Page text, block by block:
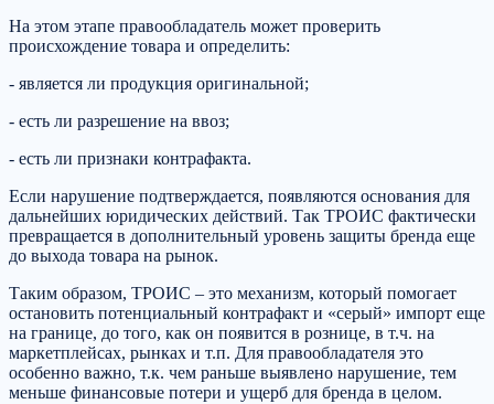
На этом этапе правообладатель может проверить
происхождение товара и определить:
- является ли продукция оригинальной;
- есть ли разрешение на ввоз;
- есть ли признаки контрафакта.
Если нарушение подтверждается, появляются основания для
дальнейших юридических действий. Так ТРОИС фактически
превращается в дополнительный уровень защиты бренда еще
до выхода товара на рынок.
Таким образом, ТРОИС – это механизм, который помогает
остановить потенциальный контрафакт и «серый» импорт еще
на границе, до того, как он появится в рознице, в т.ч. на
маркетплейсах, рынках и т.п. Для правообладателя это
особенно важно, т.к. чем раньше выявлено нарушение, тем
меньше финансовые потери и ущерб для бренда в целом.